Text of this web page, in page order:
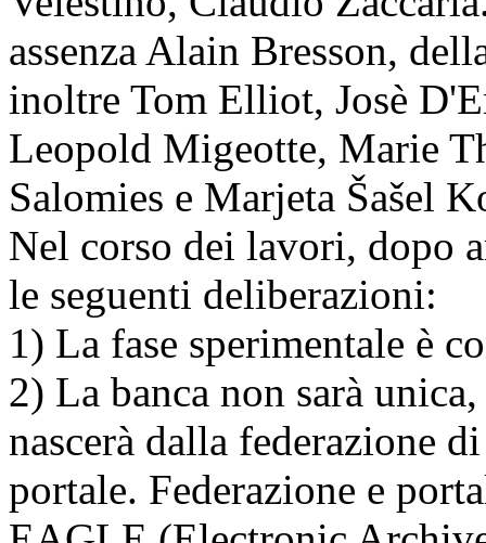
assenza Alain Bresson,
inoltre Tom Elliot, Josè
Leopold Migeotte, Marie
Salomies e Marjeta Šašel
Nel corso dei lavori, dopo
le seguenti deliberazioni:
1) La fase sperimentale è
2) La banca non sarà
nascerà dalla federazione
portale. Federazione e